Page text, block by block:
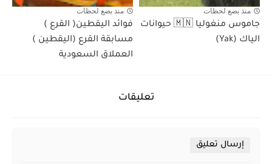
منذ بضع لحظات
جاموس منغوليا 🇲🇳 حيوانات
الياك (Yak)
منذ بضع لحظات
فوائد اليقطين( القرع )
مسابقة القرع (اليقطين )
العملاق السعودية
تعليقات
إرسال تعليق